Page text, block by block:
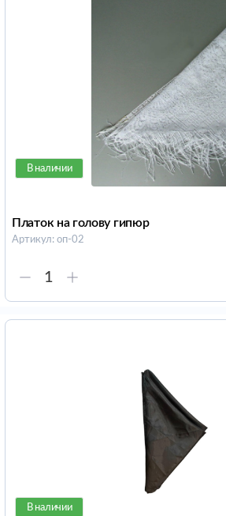
В наличии
Платок на голову гипюр
Артикул: оп-02
В наличии